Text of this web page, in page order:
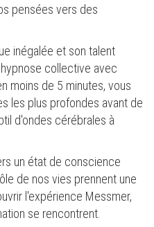
pensées vers des
inégalée et son talent
collective avec
moins de 5 minutes, vous
les plus profondes avant de
d'ondes cérébrales à
un état de conscience
de nos vies prennent une
l'expérience Messmer,
se rencontrent.